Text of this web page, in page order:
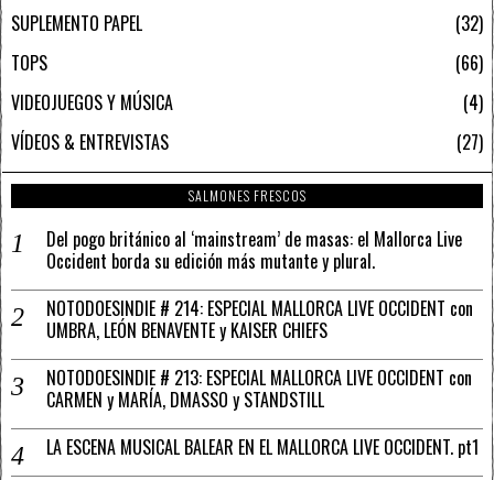
SUPLEMENTO PAPEL
32
TOPS
66
VIDEOJUEGOS Y MÚSICA
4
VÍDEOS & ENTREVISTAS
27
SALMONES FRESCOS
Del pogo británico al ‘mainstream’ de masas: el Mallorca Live
Occident borda su edición más mutante y plural.
NOTODOESINDIE # 214: ESPECIAL MALLORCA LIVE OCCIDENT con
UMBRA, LEÓN BENAVENTE y KAISER CHIEFS
NOTODOESINDIE # 213: ESPECIAL MALLORCA LIVE OCCIDENT con
CARMEN y MARÍA, DMASSO y STANDSTILL
LA ESCENA MUSICAL BALEAR EN EL MALLORCA LIVE OCCIDENT. pt1